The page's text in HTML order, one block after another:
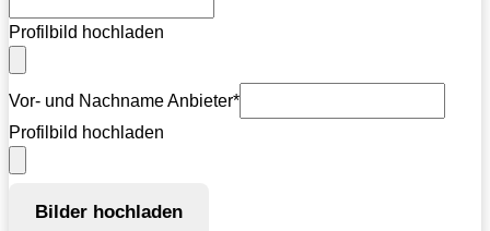
Profilbild hochladen
Vor- und Nachname Anbieter*
Profilbild hochladen
Bilder hochladen